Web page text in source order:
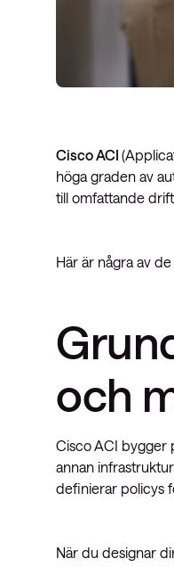
Cisco ACI
höga graden av
till omfattande
Här är några av
och
Cisco ACI bygger
annan
definierar policys
När du designar